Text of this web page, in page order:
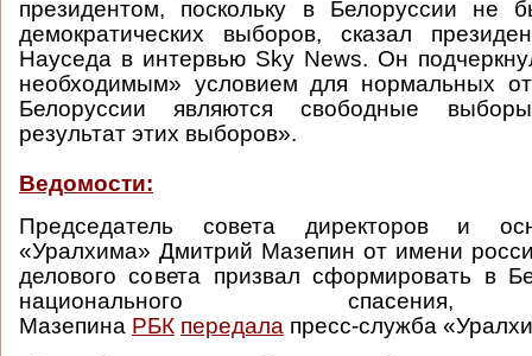
президентом, поскольку в Белоруссии не
демократических выборов, сказал
Науседа в интервью Sky News. Он
необходимым» условием для нормальных
Белоруссии являются свободные
результат этих выборов».
Ведомости:
Председатель совета директоров и
«Уралхима» Дмитрий Мазепин от имени
делового совета призвал сформировать в
национального спасения,
Мазепина РБК передала пресс-служба